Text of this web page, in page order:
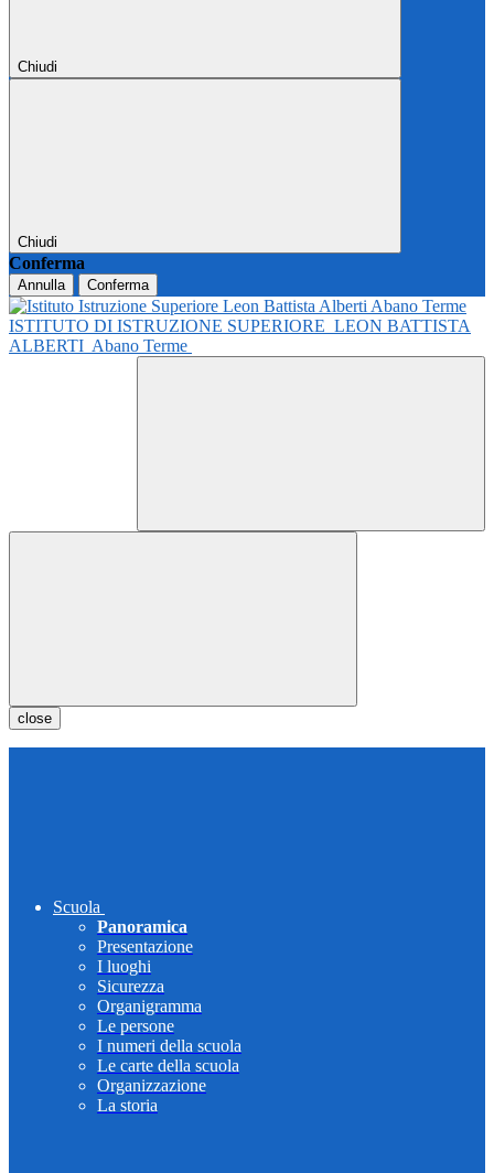
Chiudi
Chiudi
Conferma
Annulla Conferma
ISTITUTO DI ISTRUZIONE SUPERIORE LEON BATTISTA
ALBERTI Abano Terme
close
Scuola
Panoramica
Presentazione
I luoghi
Sicurezza
Organigramma
Le persone
I numeri della scuola
Le carte della scuola
Organizzazione
La storia